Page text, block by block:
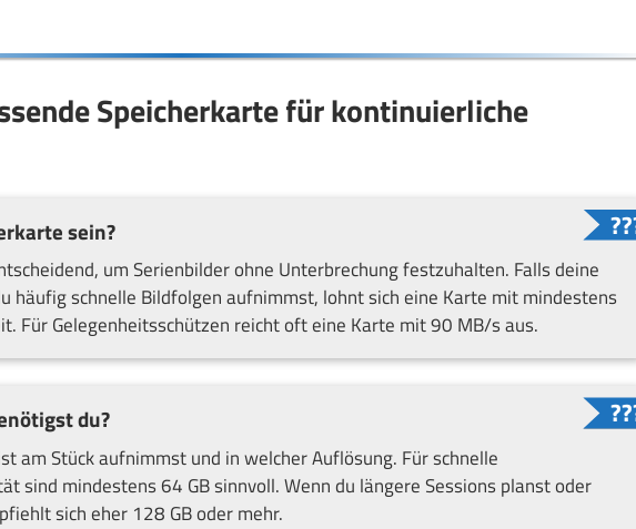
Speicherkarte für kontinuierliche
sein?
um Serienbilder ohne Unterbrechung festzuhalten. Falls deine
häufig schnelle Bildfolgen aufnimmst, lohnt sich eine Karte mit mindestens
Für Gelegenheitsschützen reicht oft eine Karte mit 90 MB/s aus.
du?
am Stück aufnimmst und in welcher Auflösung. Für schnelle
sind mindestens 64 GB sinnvoll. Wenn du längere Sessions planst oder
sich eher 128 GB oder mehr.